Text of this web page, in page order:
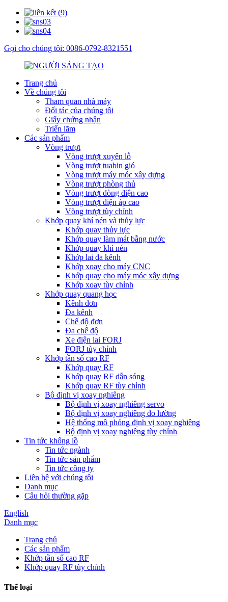
Gọi cho chúng tôi: 0086-0792-8321551
Trang chủ
Về chúng tôi
Tham quan nhà máy
Đối tác của chúng tôi
Giấy chứng nhận
Triển lãm
Các sản phẩm
Vòng trượt
Vòng trượt xuyên lỗ
Vòng trượt tuabin gió
Vòng trượt máy móc xây dựng
Vòng trượt phòng thủ
Vòng trượt dòng điện cao
Vòng trượt điện áp cao
Vòng trượt tùy chỉnh
Khớp quay khí nén và thủy lực
Khớp quay thủy lực
Khớp quay làm mát bằng nước
Khớp quay khí nén
Khớp lai đa kênh
Khớp xoay cho máy CNC
Khớp quay cho máy móc xây dựng
Khớp xoay tùy chỉnh
Khớp quay quang học
Kênh đơn
Đa kênh
Chế độ đơn
Đa chế độ
Xe điện lai FORJ
FORJ tùy chỉnh
Khớp tần số cao RF
Khớp quay RF
Khớp quay RF dẫn sóng
Khớp quay RF tùy chỉnh
Bộ định vị xoay nghiêng
Bộ định vị xoay nghiêng servo
Bộ định vị xoay nghiêng đo lường
Hệ thống mô phỏng định vị xoay nghiêng
Bộ định vị xoay nghiêng tùy chỉnh
Tin tức khổng lồ
Tin tức ngành
Tin tức sản phẩm
Tin tức công ty
Liên hệ với chúng tôi
Danh mục
Câu hỏi thường gặp
English
Danh mục
Trang chủ
Các sản phẩm
Khớp tần số cao RF
Khớp quay RF tùy chỉnh
Thể loại